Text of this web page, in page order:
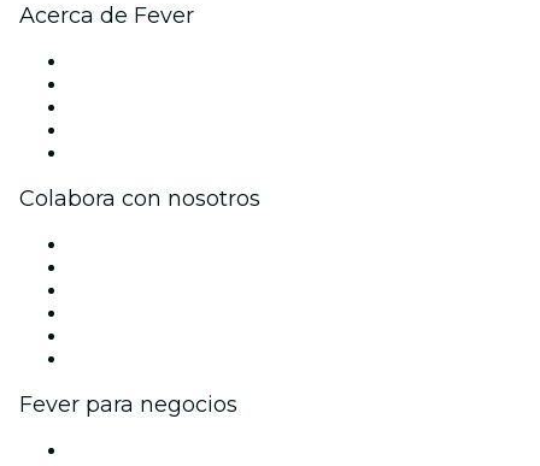
Acerca de Fever
Colabora con nosotros
Fever para negocios